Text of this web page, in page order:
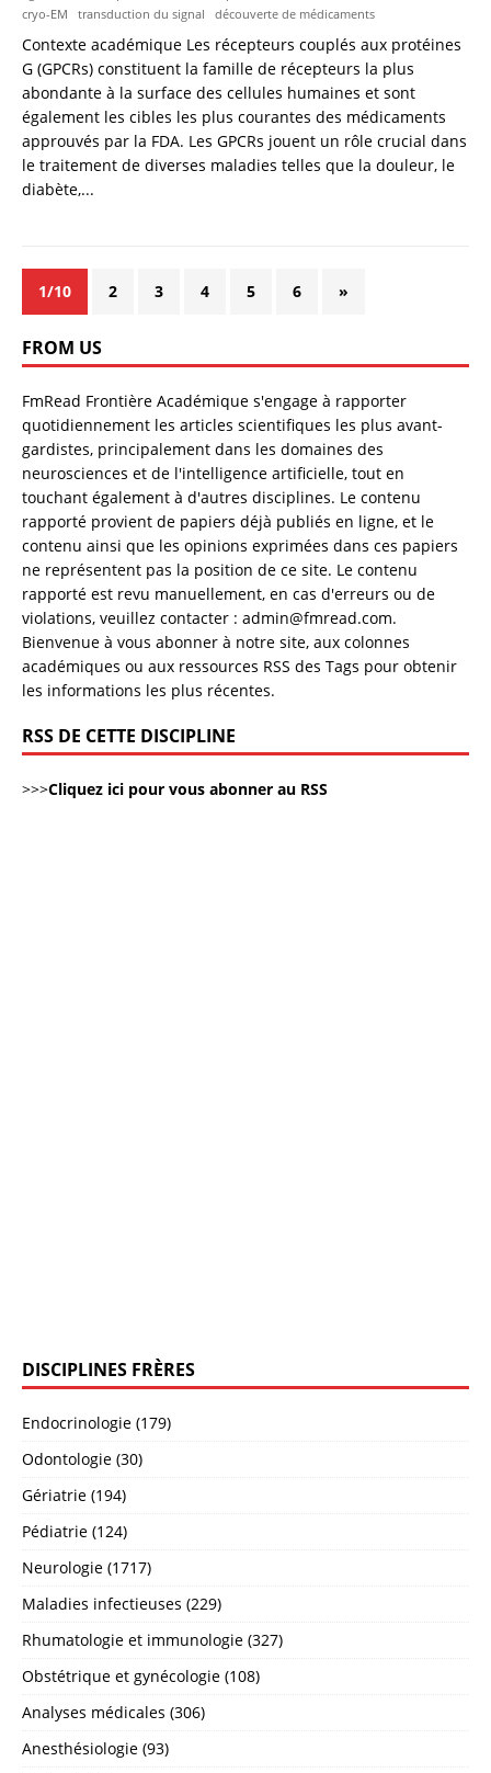
cryo-EM
transduction du signal découverte de médicaments
Contexte académique Les récepteurs couplés aux protéines
G (GPCRs) constituent la famille de récepteurs la plus
abondante à la surface des cellules humaines et sont
également les cibles les plus courantes des médicaments
approuvés par la FDA. Les GPCRs jouent un rôle crucial dans
le traitement de diverses maladies telles que la douleur, le
diabète,...
1/10 2 3 4 5 6 »
FROM US
FmRead Frontière Académique s'engage à rapporter
quotidiennement les articles scientifiques les plus avant-
gardistes, principalement dans les domaines des
neurosciences et de l'intelligence artificielle, tout en
touchant également à d'autres disciplines. Le contenu
rapporté provient de papiers déjà publiés en ligne, et le
contenu ainsi que les opinions exprimées dans ces papiers
ne représentent pas la position de ce site. Le contenu
rapporté est revu manuellement, en cas d'erreurs ou de
violations, veuillez contacter : admin@fmread.com.
Bienvenue à vous abonner à notre site, aux colonnes
académiques ou aux ressources RSS des Tags pour obtenir
les informations les plus récentes.
RSS DE CETTE DISCIPLINE
>>>Cliquez ici pour vous abonner au RSS
DISCIPLINES FRÈRES
Endocrinologie (179)
Odontologie (30)
Gériatrie (194)
Pédiatrie (124)
Neurologie (1717)
Maladies infectieuses (229)
Rhumatologie et immunologie (327)
Obstétrique et gynécologie (108)
Analyses médicales (306)
Anesthésiologie (93)